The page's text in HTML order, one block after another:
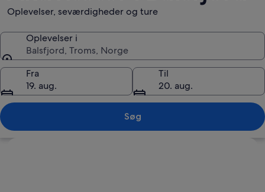
Oplevelser, seværdigheder og ture
Oplevelser i
Balsfjord, Troms, Norge
Oplevelser i
Fra
19. aug.
Til
20. aug.
Søg